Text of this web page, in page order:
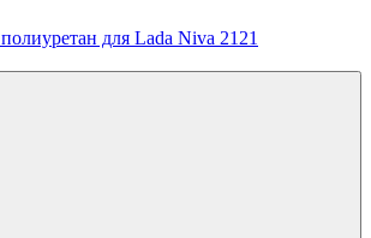
для Lada Niva 2121